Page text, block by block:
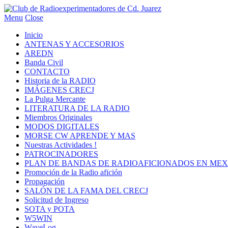
Menu Close
Inicio
ANTENAS Y ACCESORIOS
AREDN
Banda Civil
CONTACTO
Historia de la RADIO
IMÁGENES CRECJ
La Pulga Mercante
LITERATURA DE LA RADIO
Miembros Originales
MODOS DIGITALES
MORSE CW APRENDE Y MAS
Nuestras Actividades !
PATROCINADORES
PLAN DE BANDAS DE RADIOAFICIONADOS EN
Promoción de la Radio afición
Propagación
SALÓN DE LA FAMA DEL CRECJ
Solicitud de Ingreso
SOTA y POTA
W5WIN